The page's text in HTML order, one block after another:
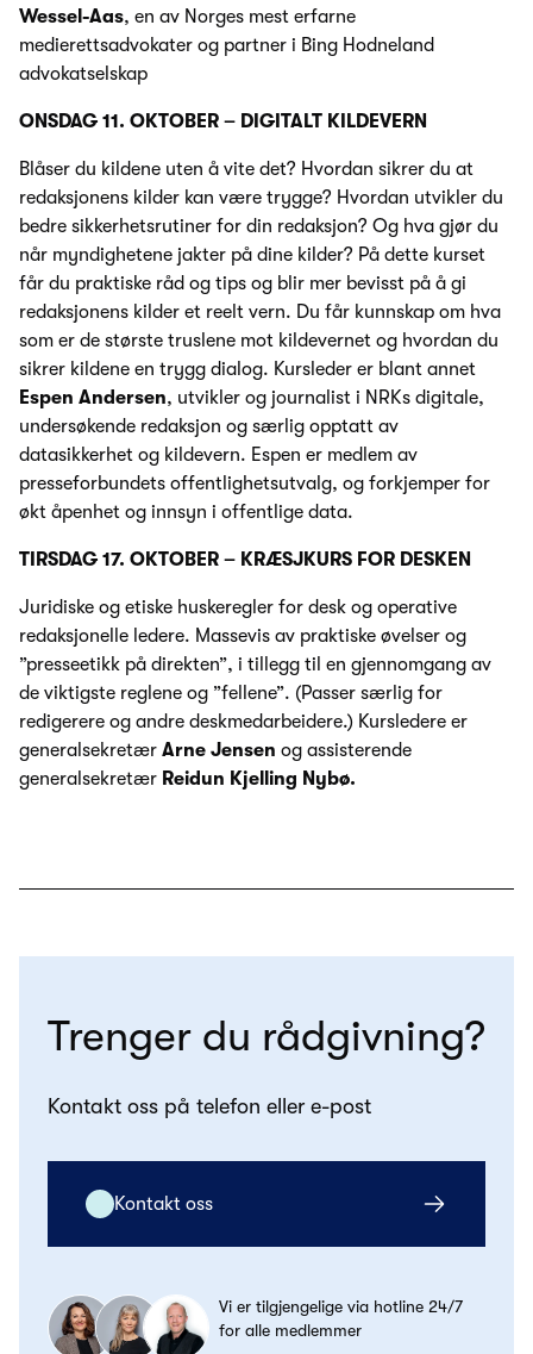
Wessel-Aas, en av Norges mest erfarne
medierettsadvokater og partner i Bing Hodneland
advokatselskap
ONSDAG 11. OKTOBER – DIGITALT KILDEVERN
Blåser du kildene uten å vite det? Hvordan sikrer du at
redaksjonens kilder kan være trygge? Hvordan utvikler du
bedre sikkerhetsrutiner for din redaksjon? Og hva gjør du
når myndighetene jakter på dine kilder? På dette kurset
får du praktiske råd og tips og blir mer bevisst på å gi
redaksjonens kilder et reelt vern. Du får kunnskap om hva
som er de største truslene mot kildevernet og hvordan du
sikrer kildene en trygg dialog. Kursleder er blant annet
Espen Andersen, utvikler og journalist i NRKs digitale,
undersøkende redaksjon og særlig opptatt av
datasikkerhet og kildevern. Espen er medlem av
presseforbundets offentlighetsutvalg, og forkjemper for
økt åpenhet og innsyn i offentlige data.
TIRSDAG 17. OKTOBER – KRÆSJKURS FOR DESKEN
Juridiske og etiske huskeregler for desk og operative
redaksjonelle ledere. Massevis av praktiske øvelser og
”presseetikk på direkten”, i tillegg til en gjennomgang av
de viktigste reglene og ”fellene”. (Passer særlig for
redigerere og andre deskmedarbeidere.) Kursledere er
generalsekretær Arne Jensen og assisterende
generalsekretær Reidun Kjelling Nybø.
Trenger du rådgivning?
Kontakt oss på telefon eller e-post
Kontakt oss
Vi er tilgjengelige via hotline 24/7
for alle medlemmer